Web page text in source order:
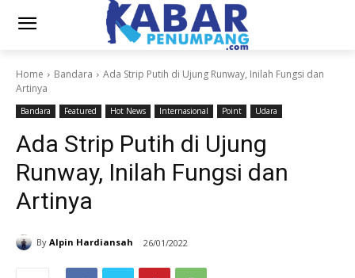
Home Bandara
Ada Strip Putih di Ujung Runway, Inilah Fungsi dan
Artinya
Bandara Featured Hot News Internasional Point Udara
Ada Strip Putih di Ujung
Runway, Inilah Fungsi dan
Artinya
By Alpin Hardiansah 26/01/2022